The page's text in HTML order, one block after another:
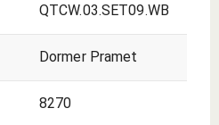
QTCW.03.SET09.WB
Dormer Pramet
8270